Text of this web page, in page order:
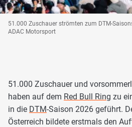
51.000 Zuschauer strömten zum DTM-
ADAC Motorsport
51.000 Zuschauer und
haben auf dem Red Bull Ring zu
in die DTM-Saison 2026 geführt.
Österreich bildete erstmals den